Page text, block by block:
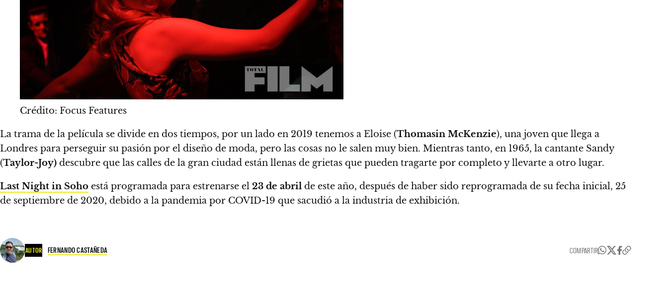
Crédito: Focus Features
La trama de la película se divide en dos tiempos, por un lado en 2019 tenemos a Eloise (Thomasin McKenzie), una joven que llega a
Londres para perseguir su pasión por el diseño de moda, pero las cosas no le salen muy bien. Mientras tanto, en 1965, la cantante Sandy
(Taylor-Joy) descubre que las calles de la gran ciudad están llenas de grietas que pueden tragarte por completo y llevarte a otro lugar.
Last Night in Soho está programada para estrenarse el 23 de abril de este año, después de haber sido reprogramada de su fecha inicial, 25
de septiembre de 2020, debido a la pandemia por COVID-19 que sacudió a la industria de exhibición.
AUTOR FERNANDO CASTAÑEDA COMPARTIR